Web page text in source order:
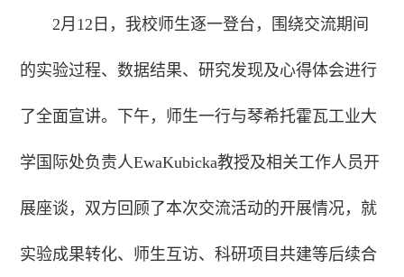
2月12日，我校师生逐一登台，围绕交流期间
的实验过程、数据结果、研究发现及心得体会进行
了全面宣讲。下午，师生一行与琴希托霍瓦工业大
学国际处负责人EwaKubicka教授及相关工作人员开
展座谈，双方回顾了本次交流活动的开展情况，就
实验成果转化、师生互访、科研项目共建等后续合